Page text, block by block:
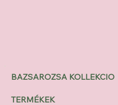
BAZSAROZSA KOLLEKCIO
TERMÉKEK